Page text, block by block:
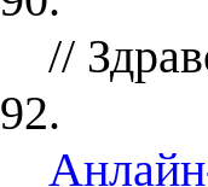
//
92.